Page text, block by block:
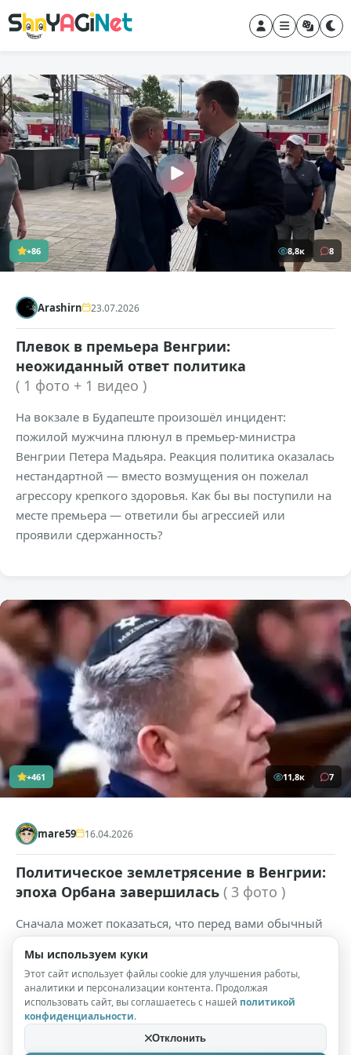
+86 8,8к 8
Arashirn 23.07.2026
Плевок в премьера Венгрии:
неожиданный ответ политика
( 1 фото + 1 видео )
На вокзале в Будапеште произошёл инцидент:
пожилой мужчина плюнул в премьер-министра
Венгрии Петера Мадьяра. Реакция политика оказалась
нестандартной — вместо возмущения он пожелал
агрессору крепкого здоровья. Как бы вы поступили на
месте премьера — ответили бы агрессией или
проявили сдержанность?
+461 11,8к 7
mare59 16.04.2026
Политическое землетрясение в Венгрии:
эпоха Орбана завершилась ( 3 фото )
Сначала может показаться, что перед вами обычный
деловой человек, возможно, предприниматель или
адвокат. Он выглядит серьезным и собранным,
человеком, который привык держать себя в рамках.
Однако стоит заметить небольшую черную шапочку
на его голове, как все восприятие мгновенно
Мы используем куки
Этот сайт использует файлы cookie для улучшения работы,
аналитики и персонализации контента. Продолжая
использовать сайт, вы соглашаетесь с нашей политикой
конфиденциальности.
Отклонить